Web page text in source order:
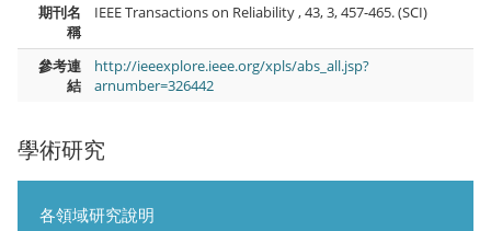
學術研究
各領域研究說明
期刊名
稱
IEEE Transactions on Reliability , 43, 3, 457-465. (SCI)
參考連
結
http://ieeexplore.ieee.org/xpls/abs_all.jsp?
arnumber=326442